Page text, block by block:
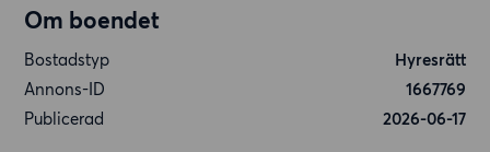
Om boendet
Bostadstyp
Hyresrätt
Annons-ID
1667769
Publicerad
2026-06-17